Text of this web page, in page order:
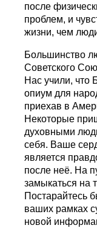
после
проблем, и
жизни, чем
Большинство
Советского
Нас учили, что
опиум для
приехав в
Некоторые
духовными
себя. Ваше
является
после неё. На
замыкаться на
Постарайтесь
ваших рамках
новой